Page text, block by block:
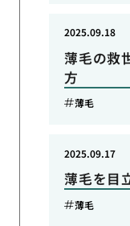
薄毛の救
方
2025.09.18
薄毛
薄毛を目
2025.09.17
薄毛